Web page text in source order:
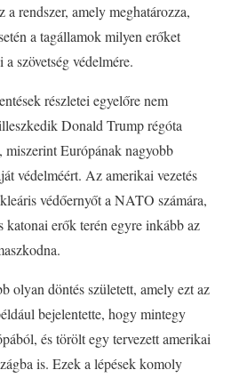
rendszer, amely meghatározza,
a tagállamok milyen erőket
szövetség védelmére.
részletei egyelőre nem
Donald Trump régóta
miszerint Európának nagyobb
védelméért. Az amerikai vezetés
védőernyőt a NATO számára,
katonai erők terén egyre inkább az
olyan döntés született, amely ezt az
bejelentette, hogy mintegy
és törölt egy tervezett amerikai
is. Ezek a lépések komoly